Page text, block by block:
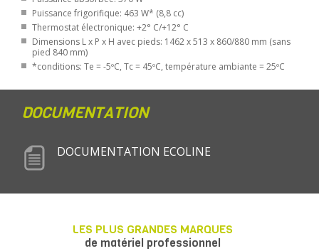
Puissance frigorifique: 463 W* (8,8 cc)
Thermostat électronique: +2° C/+12° C
Dimensions L x P x H avec pieds: 1462 x 513 x 860/880 mm (sans
pied 840 mm)
*conditions: Te = -5ºC, Tc = 45ºC, température ambiante = 25ºC
DOCUMENTATION
DOCUMENTATION ECOLINE
LES PLUS GRANDES MARQUES
de matériel professionnel